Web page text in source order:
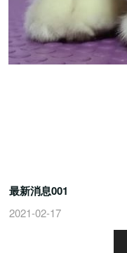
最新消息001
2021-02-17